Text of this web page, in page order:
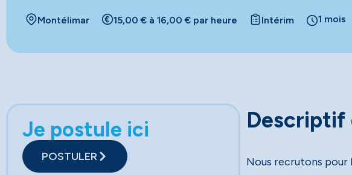
Montélimar 15,00 € à 16,00 € par heure Intérim 1 mois
Je postule ici
POSTULER
Descriptif
Nous recrutons pour